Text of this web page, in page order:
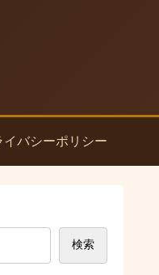
イバシーポリシー
検索